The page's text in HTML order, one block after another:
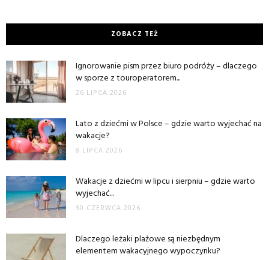
ZOBACZ TEŻ
Ignorowanie pism przez biuro podróży – dlaczego
w sporze z touroperatorem...
26 LIPCA 2026
Lato z dziećmi w Polsce – gdzie warto wyjechać na
wakacje?
8 LIPCA 2026
Wakacje z dziećmi w lipcu i sierpniu – gdzie warto
wyjechać...
30 CZERWCA 2026
Dlaczego leżaki plażowe są niezbędnym
elementem wakacyjnego wypoczynku?